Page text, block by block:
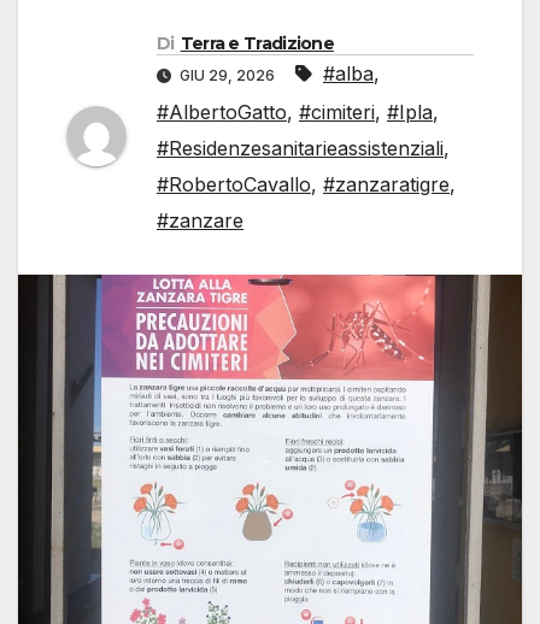
Di Terra e Tradizione
GIU 29, 2026 #alba,
#AlbertoGatto, #cimiteri, #Ipla,
#Residenzesanitarieassistenziali,
#RobertoCavallo, #zanzaratigre,
#zanzare